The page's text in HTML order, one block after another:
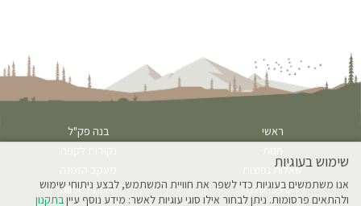
ראשי
בנה פק"ל
שאלות נפוצות
הסיפור שלנו
שירות לקוחות
שימוש בעוגיות
אנו משתמשים בעוגיות כדי לשפר את חוויית המשתמש, לבצע ניתוחי שימוש
ולהתאים פרסומות. ניתן לבחור אילו סוגי עוגיות לאשר: מידע נוסף עייןבתקנון